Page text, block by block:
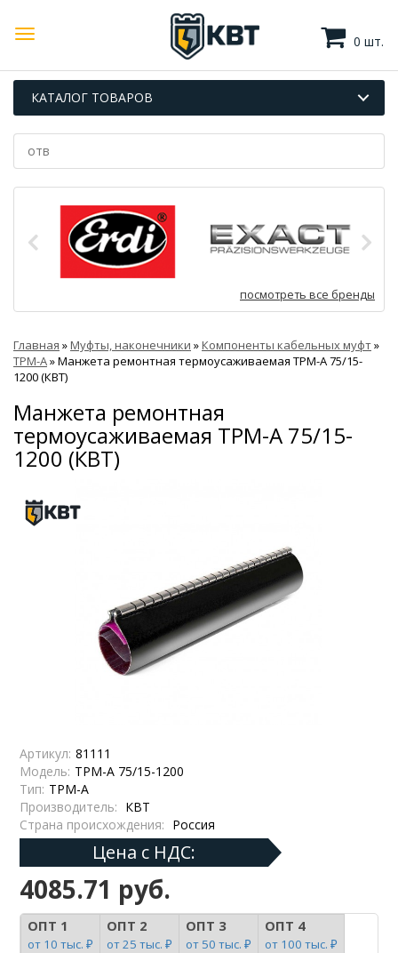
0 шт.
КАТАЛОГ ТОВАРОВ
посмотреть все бренды
Главная »Муфты, наконечники »Компоненты кабельных муфт»
ТРМ-А»Манжета ремонтная термоусаживаемая ТРМ-А 75/15-
1200 (КВТ)
Манжета ремонтная
термоусаживаемая ТРМ-А 75/15-
1200 (КВТ)
Артикул: 81111
Модель: ТРМ-А 75/15-1200
Тип: ТРМ-А
Производитель: КВТ
Страна происхождения: Россия
Цена с НДС:
4085.71 руб.
ОПТ 1
от 10 тыс. ₽
ОПТ 2
от 25 тыс. ₽
ОПТ 3
от 50 тыс. ₽
ОПТ 4
от 100 тыс. ₽